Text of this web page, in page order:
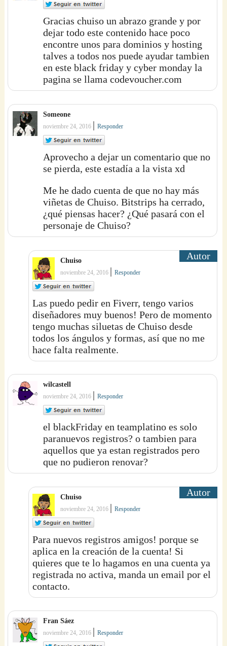
Gracias chuiso un abrazo grande y por
dejar todo este contenido hace poco
encontre unos para dominios y hosting
talves a todos nos puede ayudar tambien
en este black friday y cyber monday la
pagina se llama codevoucher.com
Someone
noviembre 24, 2016 |Responder
Aprovecho a dejar un comentario que no
se pierda, este estadía a la vista xd
Me he dado cuenta de que no hay más
viñetas de Chuiso. Bitstrips ha cerrado,
¿qué piensas hacer? ¿Qué pasará con el
personaje de Chuiso?
Chuiso
noviembre 24, 2016 |Responder
Las puedo pedir en Fiverr, tengo varios
diseñadores muy buenos! Pero de momento
tengo muchas siluetas de Chuiso desde
todos los ángulos y formas, así que no me
hace falta realmente.
wilcastell
noviembre 24, 2016 |Responder
el blackFriday en teamplatino es solo
paranuevos registros? o tambien para
aquellos que ya estan registrados pero
que no pudieron renovar?
Chuiso
noviembre 24, 2016 |Responder
Para nuevos registros amigos! porque se
aplica en la creación de la cuenta! Si
quieres que te lo hagamos en una cuenta ya
registrada no activa, manda un email por el
contacto.
Fran Sáez
noviembre 24, 2016 |Responder